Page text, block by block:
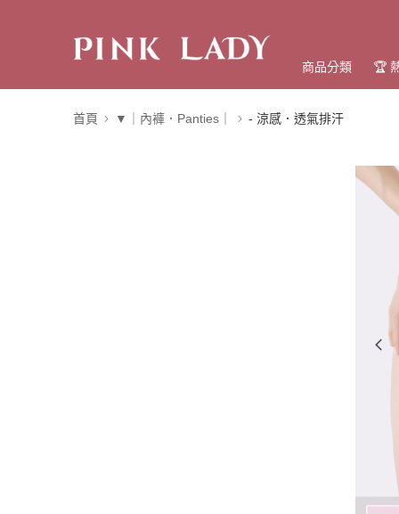
商品分類 🏆
首頁 ▼｜內褲．Panties｜ - 涼感．透氣排汗